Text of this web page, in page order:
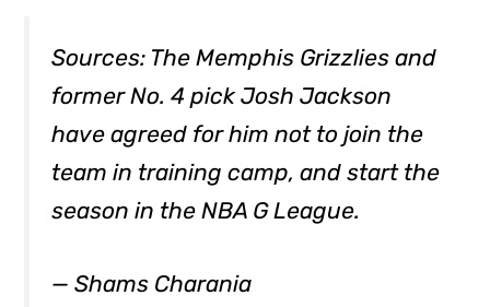
Sources: The Memphis Grizzlies and
former No. 4 pick Josh Jackson
have agreed for him not to join the
team in training camp, and start the
season in the NBA G League.
— Shams Charania